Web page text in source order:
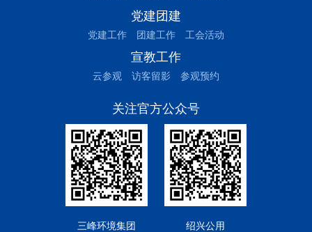
党建团建
党建工作 团建工作 工会活动
宣教工作
云参观 访客留影 参观预约
关注官方公众号
三峰环境集团 绍兴公用